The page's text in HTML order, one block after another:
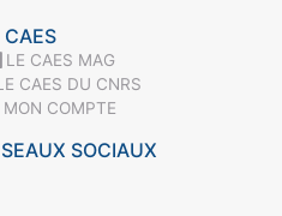
CAES
LE CAES MAG
CAES DU CNRS
COMPTE
SOCIAUX